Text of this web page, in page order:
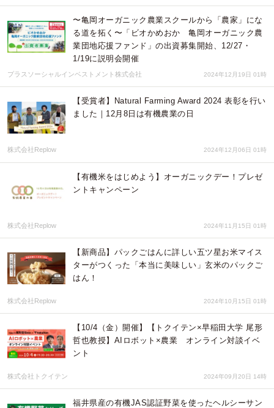
〜亀岡オーガニック農業スクールから「農家」にな
る道を拓く〜「ビオかめおか 亀岡オーガニック農
業団地応援ファンド」の出資募集開始、12/27・
1/19に説明会開催
プラスソーシャルインベストメント株式会社 2024年12月19日 01時
【受賞者】Natural Farming Award 2024 表彰を行い
ました｜12月8日は有機農業の日
株式会社Replow 2024年12月06日 01時
【有機米をはじめよう】オーガニックデー！プレゼ
ントキャンペーン
株式会社Replow 2024年11月15日 01時
【新商品】パックごはんに詳しい五ツ星お米マイス
ターがつくった「本当に美味しい」玄米のパックご
はん！
株式会社Replow 2024年10月15日 01時
【10/4（金）開催】【トクイテン×早稲田大学 尾形
哲也教授】AIロボット×農業 オンライン対談イベ
ント
株式会社トクイテン 2024年09月20日 14時
福井県産の有機JAS認証野菜を使ったヘルシーサン